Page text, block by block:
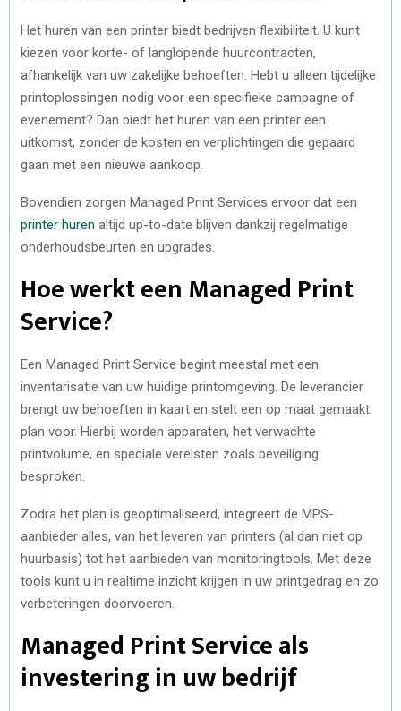
Het huren van een printer biedt bedrijven flexibiliteit. U kunt
kiezen voor korte- of langlopende huurcontracten,
afhankelijk van uw zakelijke behoeften. Hebt u alleen tijdelijke
printoplossingen nodig voor een specifieke campagne of
evenement? Dan biedt het huren van een printer een
uitkomst, zonder de kosten en verplichtingen die gepaard
gaan met een nieuwe aankoop.
Bovendien zorgen Managed Print Services ervoor dat een
printer huren altijd up-to-date blijven dankzij regelmatige
onderhoudsbeurten en upgrades.
Hoe werkt een Managed Print
Service?
Een Managed Print Service begint meestal met een
inventarisatie van uw huidige printomgeving. De leverancier
brengt uw behoeften in kaart en stelt een op maat gemaakt
plan voor. Hierbij worden apparaten, het verwachte
printvolume, en speciale vereisten zoals beveiliging
besproken.
Zodra het plan is geoptimaliseerd, integreert de MPS-
aanbieder alles, van het leveren van printers (al dan niet op
huurbasis) tot het aanbieden van monitoringtools. Met deze
tools kunt u in realtime inzicht krijgen in uw printgedrag en zo
verbeteringen doorvoeren.
Managed Print Service als
investering in uw bedrijf